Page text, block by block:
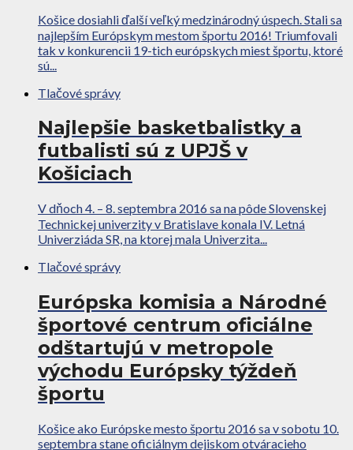
Košice dosiahli ďalší veľký medzinárodný úspech. Stali sa
najlepším Európskym mestom športu 2016! Triumfovali
tak v konkurencii 19-tich európskych miest športu, ktoré
sú...
Tlačové správy
Najlepšie basketbalistky a
futbalisti sú z UPJŠ v
Košiciach
V dňoch 4. – 8. septembra 2016 sa na pôde Slovenskej
Technickej univerzity v Bratislave konala IV. Letná
Univerziáda SR, na ktorej mala Univerzita...
Tlačové správy
Európska komisia a Národné
športové centrum oficiálne
odštartujú v metropole
východu Európsky týždeň
športu
Košice ako Európske mesto športu 2016 sa v sobotu 10.
septembra stane oficiálnym dejiskom otváracieho